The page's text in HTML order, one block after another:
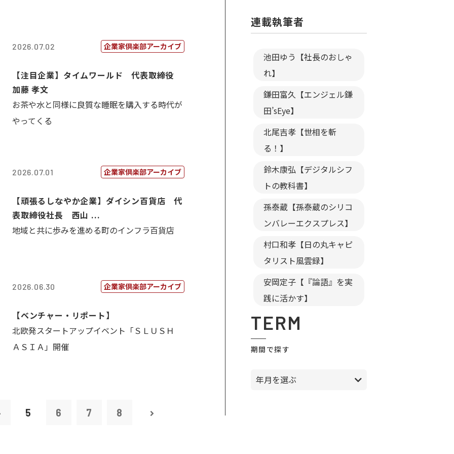
2026.07.02 企業家倶楽部アーカイブ
【注目企業】タイムワールド 代表取締役
加藤 孝文
お茶や水と同様に良質な睡眠を購入する時代が
やってくる
2026.07.01 企業家倶楽部アーカイブ
【頑張るしなやか企業】ダイシン百貨店 代
表取締役社長 西山 ...
地域と共に歩みを進める町のインフラ百貨店
2026.06.30 企業家倶楽部アーカイブ
【ベンチャー・リポート】
北欧発スタートアップイベント「ＳＬＵＳＨ
ＡＳＩＡ」開催
5 6 7 8
連載執筆者
池田ゆう【社長のおしゃ
れ】
鎌田富久【エンジェル鎌
田’sEye】
北尾吉孝【世相を斬
る！】
鈴木康弘【デジタルシフ
トの教科書】
孫泰蔵【孫泰蔵のシリコ
ンバレーエクスプレス】
村口和孝【日の丸キャピ
タリスト風雲録】
安岡定子【『論語』を実
践に活かす】
TERM
期間で探す
年月を選ぶ